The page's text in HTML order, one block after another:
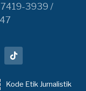
3939 /
Kode Etik Jurnalistik